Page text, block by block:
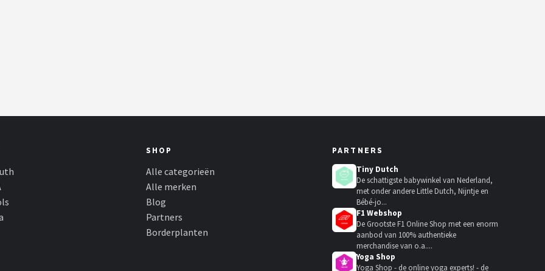
SHOP
Alle categorieën
Alle merken
Blog
Partners
Borderplanten
PARTNERS
Tiny Dutch
De schattigste babywinkel van Nederland,
met onder andere Little Dutch, Nijntje en
Bébé-jo...
F1 Webshop
De Grootste F1 Online Shop met een enorm
aanbod van 100% authentieke
merchandise van o.a....
Yoga Shop
Yoga Shop - de online yoga experts! - de